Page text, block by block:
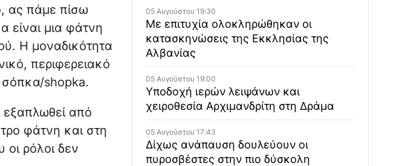
ας πάμε πίσω
είναι μια φάτνη
Η μοναδικότητα
περιφερειακό
σόπκα/shopka.
από
φάτνη και στη
ρόλοι δεν
05 Αυγούστου 19:30
Με επιτυχία ολοκληρώθηκαν οι
κατασκηνώσεις της Εκκλησίας της
Αλβανίας
05 Αυγούστου 19:00
Υποδοχή ιερών λειψάνων και
χειροθεσία Αρχιμανδρίτη στη Δράμα
05 Αυγούστου 17:43
Δίχως ανάπαυση δουλεύουν οι
πυροσβέστες στην πιο δύσκολη